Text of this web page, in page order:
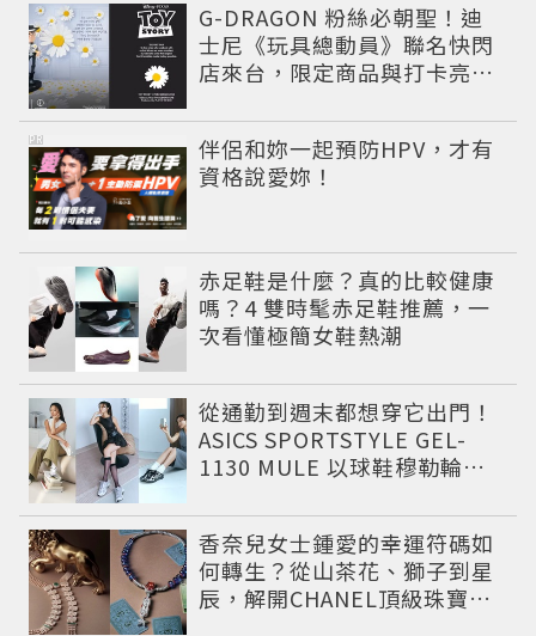
G-DRAGON 粉絲必朝聖！迪
士尼《玩具總動員》聯名快閃
店來台，限定商品與打卡亮點
伴侶和妳一起預防HPV，才有
資格說愛妳！
PR
赤足鞋是什麼？真的比較健康
嗎？4 雙時髦赤足鞋推薦，一
次看懂極簡女鞋熱潮
從通勤到週末都想穿它出門！
ASICS SPORTSTYLE GEL-
1130 MULE 以球鞋穆勒輪廓
的復古運動穿搭 LOOK
香奈兒女士鍾愛的幸運符碼如
何轉生？從山茶花、獅子到星
辰，解開CHANEL頂級珠寶